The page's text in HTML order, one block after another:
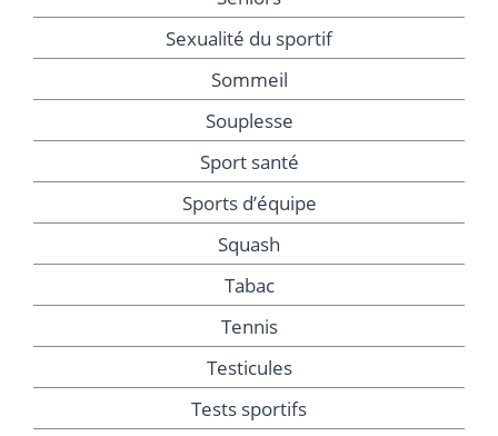
Sexualité du sportif
Sommeil
Souplesse
Sport santé
Sports d’équipe
Squash
Tabac
Tennis
Testicules
Tests sportifs